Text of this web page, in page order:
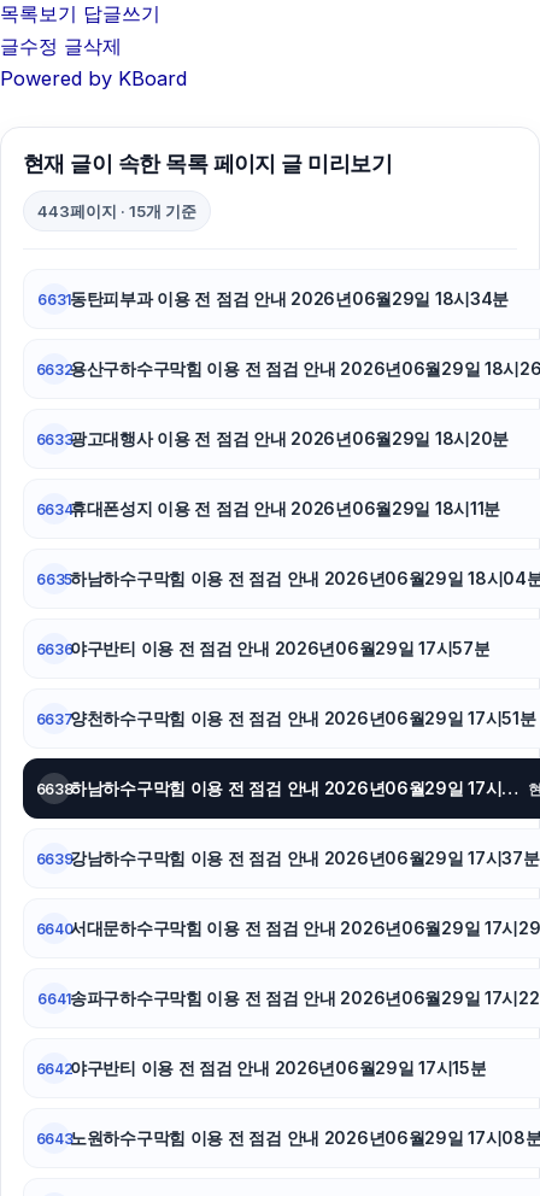
의정부형사변호사
구리하수구막힘
의정부변호사
울산이혼전문변호사
목록보기 답글쓰기
글수정 글삭제
Powered by KBoard
현재 글이 속한 목록 페이지 글 미리보기
443페이지 · 15개 기준
6631동탄피부과 이용 전 점검 안내 2026년06월29일 18시34분
6632용산구하수구막힘 이용 전 점검 안내 2026년06월29일 18시
6633광고대행사 이용 전 점검 안내 2026년06월29일 18시20분
6634휴대폰성지 이용 전 점검 안내 2026년06월29일 18시11분
6635하남하수구막힘 이용 전 점검 안내 2026년06월29일 18시04
6636야구반티 이용 전 점검 안내 2026년06월29일 17시57분
6637양천하수구막힘 이용 전 점검 안내 2026년06월29일 17시51분
6638 하남하수구막힘 이용 전 점검 안내 2026년06월29일 17시44분
6639강남하수구막힘 이용 전 점검 안내 2026년06월29일 17시37분
6640서대문하수구막힘 이용 전 점검 안내 2026년06월29일 17시
6641송파구하수구막힘 이용 전 점검 안내 2026년06월29일 17시
6642야구반티 이용 전 점검 안내 2026년06월29일 17시15분
6643노원하수구막힘 이용 전 점검 안내 2026년06월29일 17시08